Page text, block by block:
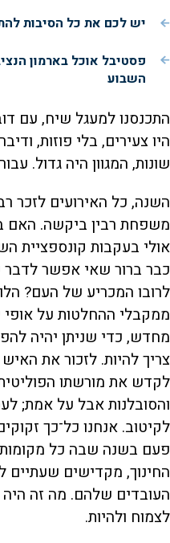
יש לכם את כל הסיבות
פסטיבל אוכל בארמון
השבוע
התכנסנו למעגל שיח, עם
היו צעירים, בלי פוזות,
שונות, המגוון היה גדול.
השנה, כל האירועים לזכר
משפחת רבין ביקשה. האם
אולי בעקבות קונספציית
כבר ברור שאי אפשר לדבר
לרובו המכריע של העם?
ממקבלי ההחלטות על אופי
מחדש, כדי שניתן יהיה
צריך להיות. לזכור את
לקדש את מורשתו
והסובלנות אבל על אמת;
לקיטוב. אנחנו כל־כך
פעם בשנה שבה כל
החינוך, מקדישים שעתיים
העובדים שלהם. מה זה היה
לצמוח ולהיות.